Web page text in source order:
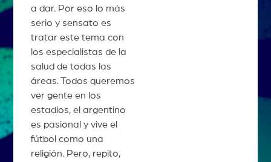
a dar. Por eso lo más
serio y sensato es
tratar este tema con
los especialistas de la
salud de todas las
áreas. Todos queremos
ver gente en los
estadios, el argentino
es pasional y vive el
fútbol como una
religión. Pero, repito,